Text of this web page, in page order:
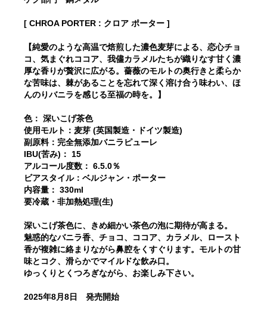
[ CHROA PORTER : クロア ポーター ]
【純愛のような高温で焙煎した濃色麦芽による、恋心チョ
コ、気まぐれココア、我儘カラメルたちが織りなす甘く濃
厚な香りが贅沢に広がる。薔薇のモルトの奥行きと柔らか
な苦味は、棘があることを忘れて深く溶け合う味わい、ほ
んのりバニラを感じる至福の時を。】
色： 深いこげ茶色
使用モルト：麦芽 (英国製造・ドイツ製造)
副原料：完全無添加バニラピューレ
IBU(苦み)： 15
アルコール度数： 6.5.0％
ビアスタイル：ベルジャン・ポーター
内容量： 330ml
要冷蔵・非加熱処理(生)
深いこげ茶色に、きめ細かい茶色の泡に期待が高まる。
魅惑的なバニラ香、チョコ、ココア、カラメル、ロースト
香が複雑に絡まりながら鼻腔をくすぐります。モルトの甘
味とコク、滑らかでマイルドな飲み口。
ゆっくりとくつろぎながら、お楽しみ下さい。
2025年8月8日 発売開始